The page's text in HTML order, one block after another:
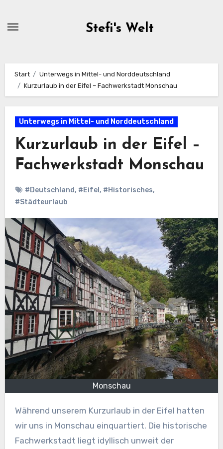
Stefi's Welt
Start
Unterwegs in Mittel- und Norddeutschland
Kurzurlaub in der Eifel – Fachwerkstadt Monschau
Unterwegs in Mittel- und Norddeutschland
Kurzurlaub in der Eifel –
Fachwerkstadt Monschau
#Deutschland, #Eifel , #Historisches,
#Städteurlaub
Monschau
Während unserem Kurzurlaub in der Eifel hatten
wir uns in Monschau einquartiert. Die historische
Fachwerkstadt liegt idyllisch unweit der